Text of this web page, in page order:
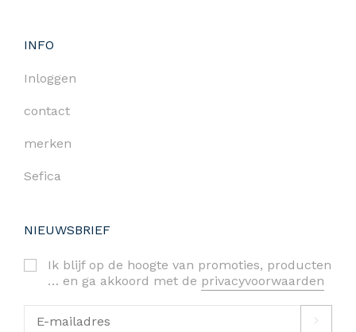
INFO
Inloggen
contact
merken
Sefica
NIEUWSBRIEF
Ik blijf op de hoogte van promoties, producten
… en ga akkoord met de privacyvoorwaarden